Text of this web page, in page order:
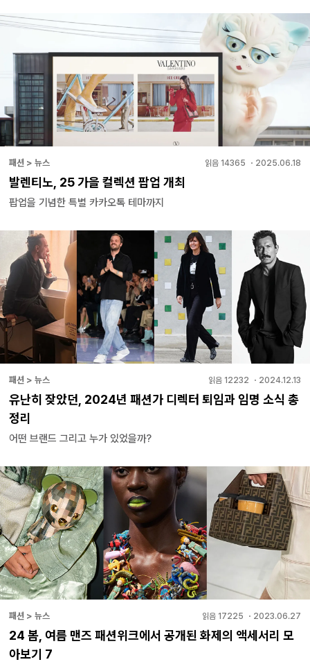
패션 > 뉴스 읽음 14365 ・ 2025.06.18
발렌티노, 25 가을 컬렉션 팝업 개최
팝업을 기념한 특별 카카오톡 테마까지
패션 > 뉴스 읽음 12232 ・ 2024.12.13
유난히 잦았던, 2024년 패션가 디렉터 퇴임과 임명 소식 총
정리
어떤 브랜드 그리고 누가 있었을까?
패션 > 뉴스 읽음 17225 ・ 2023.06.27
24 봄, 여름 맨즈 패션위크에서 공개된 화제의 액세서리 모
아보기 7